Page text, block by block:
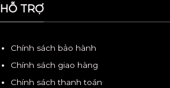
HỖ TRỢ
Chính sách bảo hành
Chính sách giao hàng
Chính sách thanh toán